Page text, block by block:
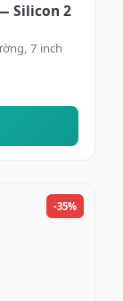
Silicon 2
7 inch
-35%